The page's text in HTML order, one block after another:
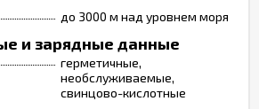
до 3000 м над уровнем моря
и зарядные данные
герметичные,
необслуживаемые,
свинцово-кислотные